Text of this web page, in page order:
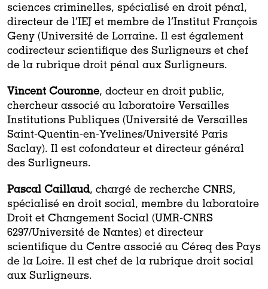
sciences criminelles, spécialisé en droit pénal,
directeur de l’IEJ et membre de l’Institut François
Geny (Université de Lorraine. Il est également
codirecteur scientifique des Surligneurs et chef
de la rubrique droit pénal aux Surligneurs.
Vincent Couronne, docteur en droit public,
chercheur associé au laboratoire Versailles
Institutions Publiques (Université de Versailles
Saint-Quentin-en-Yvelines/Université Paris
Saclay). Il est cofondateur et directeur général
des Surligneurs.
Pascal Caillaud, chargé de recherche CNRS,
spécialisé en droit social, membre du laboratoire
Droit et Changement Social (UMR-CNRS
6297/Université de Nantes) et directeur
scientifique du Centre associé au Céreq des Pays
de la Loire. Il est chef de la rubrique droit social
aux Surligneurs.